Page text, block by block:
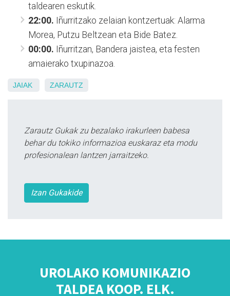
taldearen eskutik.
22:00. Iñurritzako zelaian kontzertuak: Alarma
Morea, Putzu Beltzean eta Bide Batez.
00:00. Iñurritzan, Bandera jaistea, eta festen
amaierako txupinazoa.
JAIAK ZARAUTZ
Zarautz Gukak zu bezalako irakurleen babesa
behar du tokiko informazioa euskaraz eta modu
profesionalean lantzen jarraitzeko.
Izan Gukakide
UROLAKO KOMUNIKAZIO
TALDEA KOOP. ELK.